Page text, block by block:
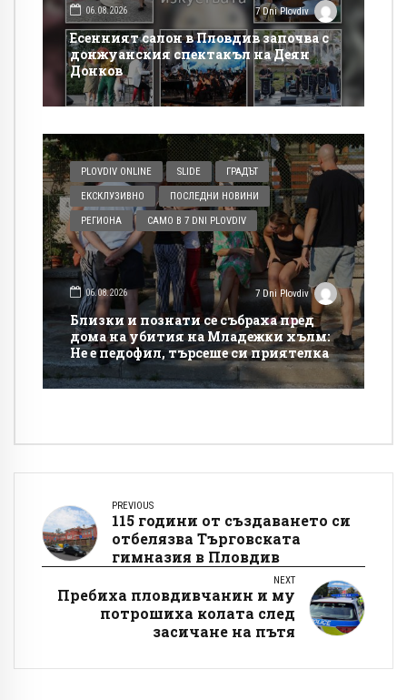
06.08.2026 7 Dni Plovdiv
Есенният салон в Пловдив започва с
донжуанския спектакъл на Деян
Донков
PLOVDIV ONLINE SLIDE ГРАДЪТ
ЕКСКЛУЗИВНО ПОСЛЕДНИ НОВИНИ
РЕГИОНА САМО В 7 DNI PLOVDIV
06.08.2026 7 Dni Plovdiv
Близки и познати се събраха пред
дома на убития на Младежки хълм:
Не е педофил, търсеше си приятелка
PREVIOUS
115 години от създаването си
отбелязва Търговската
гимназия в Пловдив
NEXT
Пребиха пловдивчанин и му
потрошиха колата след
засичане на пътя